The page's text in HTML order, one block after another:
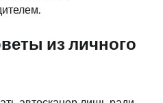
из личного